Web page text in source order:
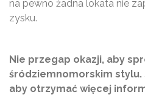
na pewno żadna lokata nie
zysku.
Nie przegap okazji, aby
śródziemnomorskim stylu.
aby otrzymać więcej